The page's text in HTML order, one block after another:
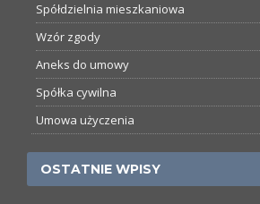
Spółdzielnia mieszkaniowa
Wzór zgody
Aneks do umowy
Spółka cywilna
Umowa użyczenia
OSTATNIE WPISY